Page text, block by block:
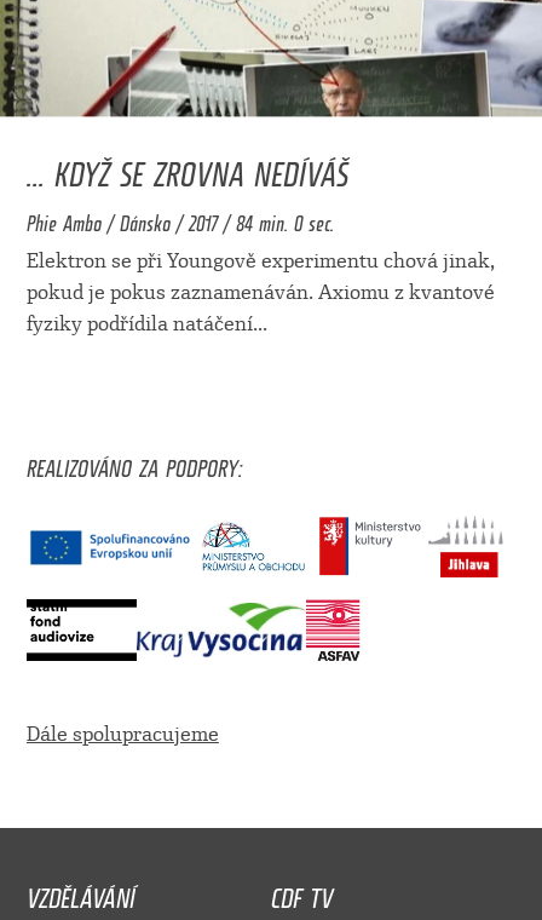
... KDYŽ SE ZROVNA NEDÍVÁŠ
Phie Ambo / Dánsko / 2017 / 84 min. 0 sec.
Elektron se při Youngově experimentu chová jinak,
pokud je pokus zaznamenáván. Axiomu z kvantové
fyziky podřídila natáčení...
REALIZOVÁNO ZA PODPORY:
Dále spolupracujeme
VZDĚLÁVÁNÍ
CDF TV